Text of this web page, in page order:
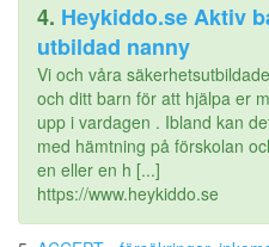
4. Heykiddo.se Aktiv
utbildad nanny
Vi och våra
och ditt barn för att hjälpa er
upp i vardagen . Ibland kan
med hämtning på förskolan
en eller en h [...]
https://www.heykiddo.se